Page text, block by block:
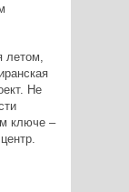
летом,
Не
ключе –